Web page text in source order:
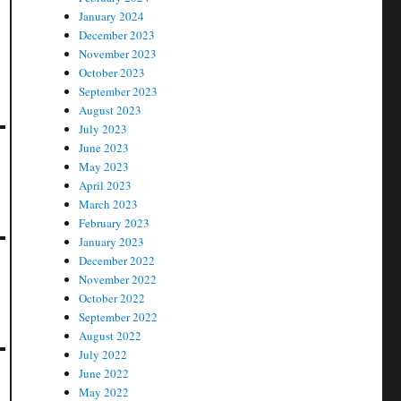
January 2024
December 2023
November 2023
October 2023
September 2023
August 2023
July 2023
June 2023
May 2023
April 2023
March 2023
February 2023
January 2023
December 2022
November 2022
October 2022
September 2022
August 2022
July 2022
June 2022
May 2022